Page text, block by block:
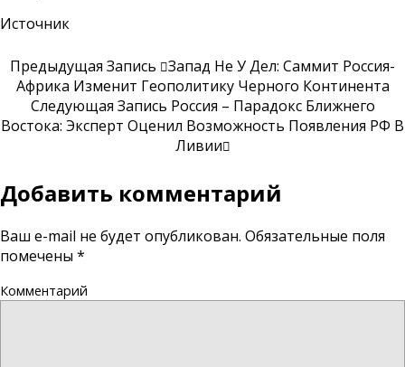
Источник
Предыдущая Запись
Запад Не У Дел: Саммит Россия-
Африка Изменит Геополитику Черного Континента
Следующая Запись Россия – Парадокс Ближнего
Востока: Эксперт Оценил Возможность Появления РФ В
Ливии
Добавить комментарий
Ваш e-mail не будет опубликован. Обязательные поля
помечены *
Комментарий